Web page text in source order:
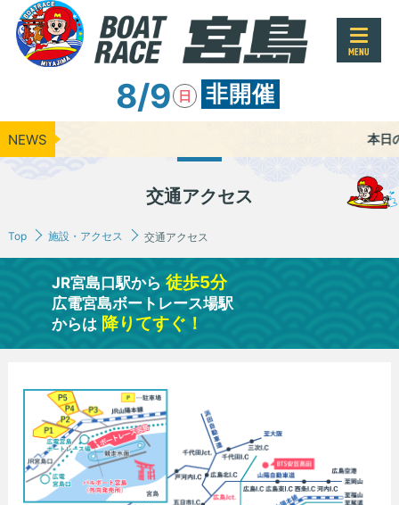
MENU
8/9 日 非開催
NEWS 本日のレース開
交通アクセス
Top 施設・アクセス 交通アクセス
JR宮島口駅から 徒歩5分
広電宮島ボートレース場駅
からは 降りてすぐ！